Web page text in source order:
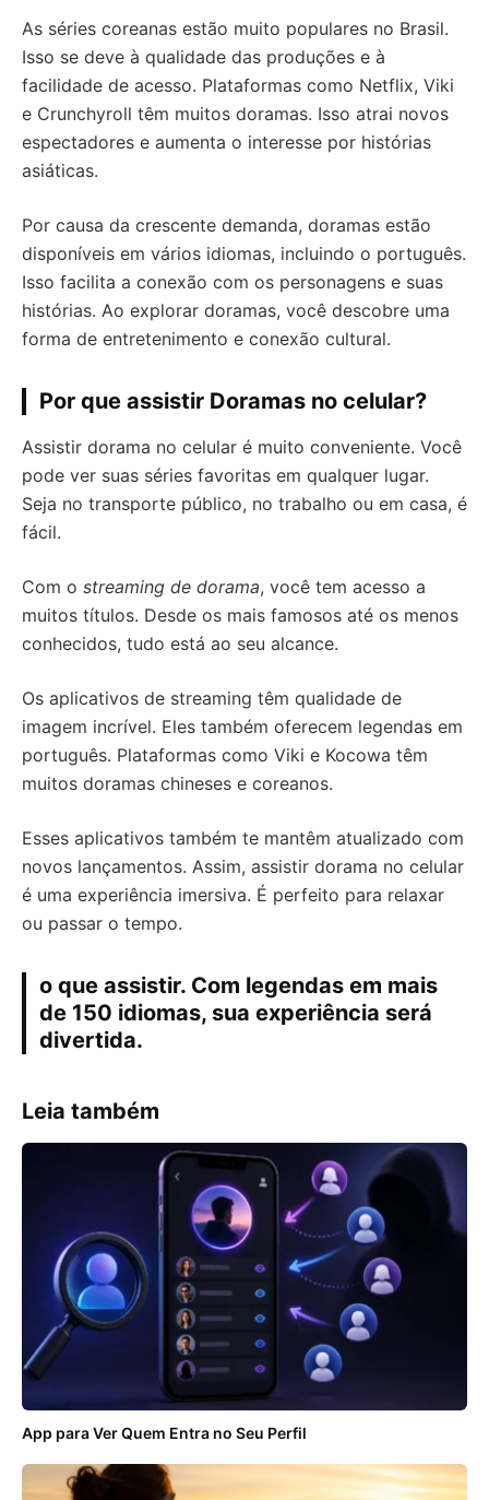
As séries coreanas estão muito populares no Brasil.
Isso se deve à qualidade das produções e à
facilidade de acesso. Plataformas como Netflix, Viki
e Crunchyroll têm muitos doramas. Isso atrai novos
espectadores e aumenta o interesse por histórias
asiáticas.
Por causa da crescente demanda, doramas estão
disponíveis em vários idiomas, incluindo o português.
Isso facilita a conexão com os personagens e suas
histórias. Ao explorar doramas, você descobre uma
forma de entretenimento e conexão cultural.
Por que assistir Doramas no celular?
Assistir dorama no celular é muito conveniente. Você
pode ver suas séries favoritas em qualquer lugar.
Seja no transporte público, no trabalho ou em casa, é
fácil.
Com o streaming de dorama, você tem acesso a
muitos títulos. Desde os mais famosos até os menos
conhecidos, tudo está ao seu alcance.
Os aplicativos de streaming têm qualidade de
imagem incrível. Eles também oferecem legendas em
português. Plataformas como Viki e Kocowa têm
muitos doramas chineses e coreanos.
Esses aplicativos também te mantêm atualizado com
novos lançamentos. Assim, assistir dorama no celular
é uma experiência imersiva. É perfeito para relaxar
ou passar o tempo.
o que assistir. Com legendas em mais
de 150 idiomas, sua experiência será
divertida.
Leia também
App para Ver Quem Entra no Seu Perfil